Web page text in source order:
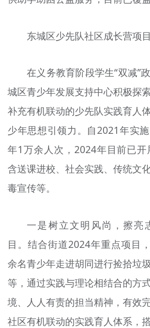
东城区少先队社区成长营项目
在义务教育阶段学生“双减”
城区青少年发展支持中心积极探
补充有机联动的少先队实践育人
少年思想引领力。自2021年实
年1万余人次，2024年目前已
含送课进校、社会实践、传统文
毒宣传等。
一是树立文明风尚，擦亮
目。结合街道2024年重点项目
余名青少年走进胡同进行捡拾垃
等，通过实践与理论相结合的方
境、人人有责的担当精神，有效
社区有机联动的实践育人体系，